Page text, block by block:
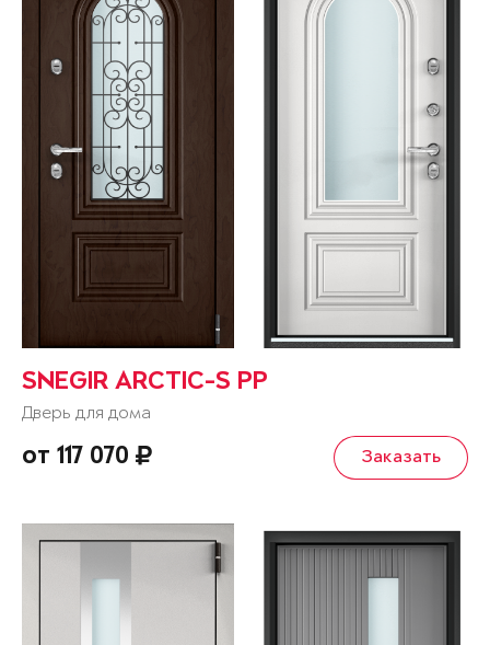
SNEGIR ARCTIC-S PP
Дверь для дома
от 117 070 Заказать